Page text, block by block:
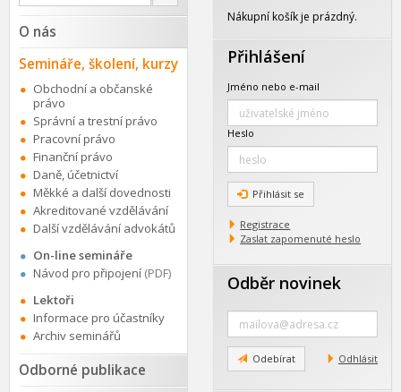
webu
O nás
Semináře, školení, kurzy
Obchodní a občanské
právo
Správní a trestní právo
Pracovní právo
Finanční právo
Daně, účetnictví
Měkké a další dovednosti
Akreditované vzdělávání
Další vzdělávání advokátů
On-line semináře
Návod pro připojení (PDF)
Lektoři
Informace pro účastníky
Archiv seminářů
Odborné publikace
Nákupní košík je prázdný.
Přihlášení
Jméno nebo e-mail
Heslo
Přihlásit se
Registrace
Zaslat zapomenuté heslo
Odběr novinek
Zadejte
mail
Odebírat Odhlásit